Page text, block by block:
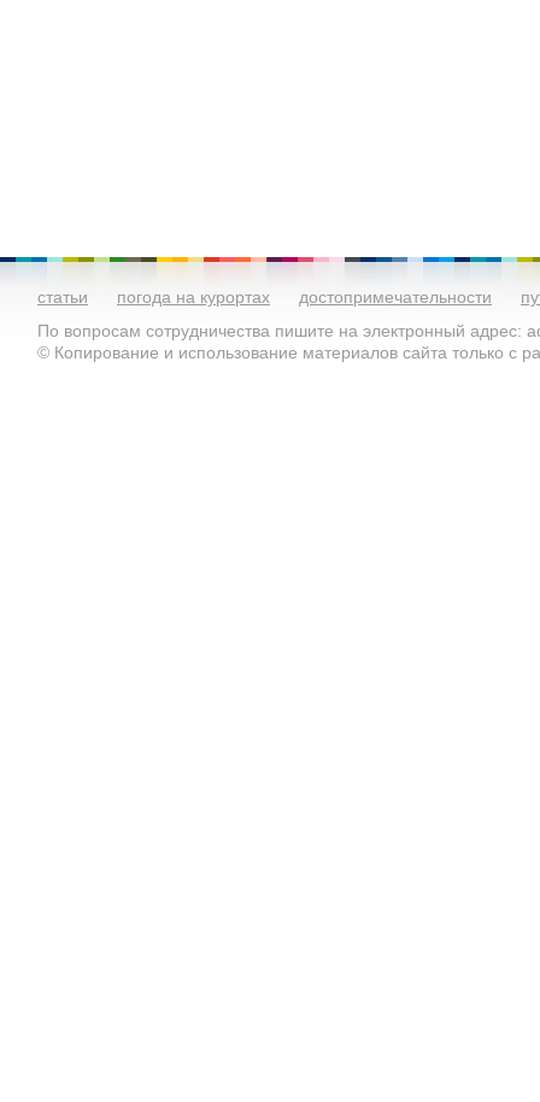
статьи погода на курортах достопримечательности
По вопросам сотрудничества пишите на электронный адрес:
© Копирование и использование материалов сайта только с